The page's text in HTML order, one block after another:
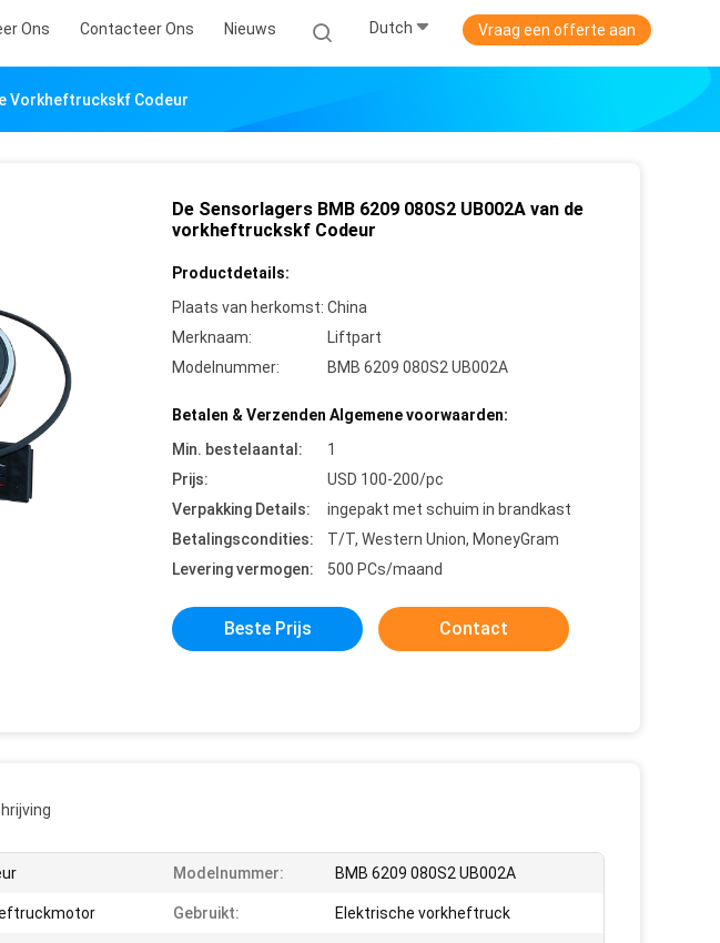
Ons Contacteer Ons Nieuws Dutch Vraag een offerte aan
Vorkheftruckskf Codeur
De Sensorlagers BMB 6209 080S2 UB002A van de
vorkheftruckskf Codeur
Productdetails:
Plaats van herkomst: China
Merknaam:
Liftpart
Modelnummer:
BMB 6209 080S2 UB002A
Betalen & Verzenden Algemene voorwaarden:
Min. bestelaantal:
1
Prijs:
USD 100-200/pc
Verpakking Details:
ingepakt met schuim in brandkast
Betalingscondities:
T/T, Western Union, MoneyGram
Levering vermogen:
500 PCs/maand
Beste Prijs Contact
Modelnummer: BMB 6209 080S2 UB002A
Gebruikt: Elektrische vorkheftruck